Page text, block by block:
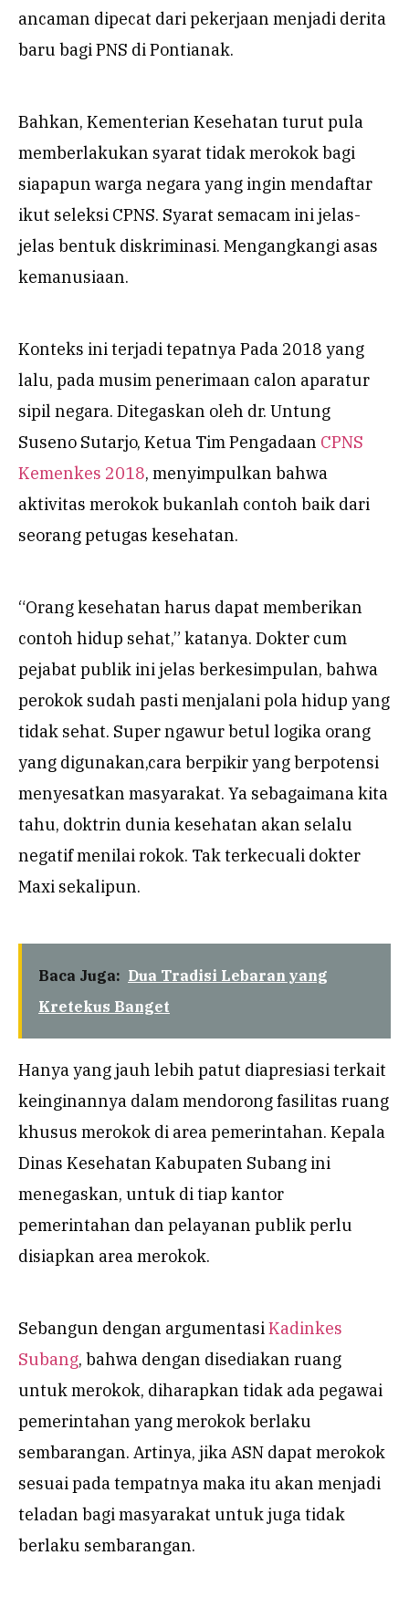
ancaman dipecat dari pekerjaan menjadi derita
baru bagi PNS di Pontianak.
Bahkan, Kementerian Kesehatan turut pula
memberlakukan syarat tidak merokok bagi
siapapun warga negara yang ingin mendaftar
ikut seleksi CPNS. Syarat semacam ini jelas-
jelas bentuk diskriminasi. Mengangkangi asas
kemanusiaan.
Konteks ini terjadi tepatnya Pada 2018 yang
lalu, pada musim penerimaan calon aparatur
sipil negara. Ditegaskan oleh dr. Untung
Suseno Sutarjo, Ketua Tim Pengadaan CPNS
Kemenkes 2018, menyimpulkan bahwa
aktivitas merokok bukanlah contoh baik dari
seorang petugas kesehatan.
“Orang kesehatan harus dapat memberikan
contoh hidup sehat,” katanya. Dokter cum
pejabat publik ini jelas berkesimpulan, bahwa
perokok sudah pasti menjalani pola hidup yang
tidak sehat. Super ngawur betul logika orang
yang digunakan,cara berpikir yang berpotensi
menyesatkan masyarakat. Ya sebagaimana kita
tahu, doktrin dunia kesehatan akan selalu
negatif menilai rokok. Tak terkecuali dokter
Maxi sekalipun.
Baca Juga: Dua Tradisi Lebaran yang
Kretekus Banget
Hanya yang jauh lebih patut diapresiasi terkait
keinginannya dalam mendorong fasilitas ruang
khusus merokok di area pemerintahan. Kepala
Dinas Kesehatan Kabupaten Subang ini
menegaskan, untuk di tiap kantor
pemerintahan dan pelayanan publik perlu
disiapkan area merokok.
Sebangun dengan argumentasiKadinkes
Subang, bahwa dengan disediakan ruang
untuk merokok, diharapkan tidak ada pegawai
pemerintahan yang merokok berlaku
sembarangan. Artinya, jika ASN dapat merokok
sesuai pada tempatnya maka itu akan menjadi
teladan bagi masyarakat untuk juga tidak
berlaku sembarangan.